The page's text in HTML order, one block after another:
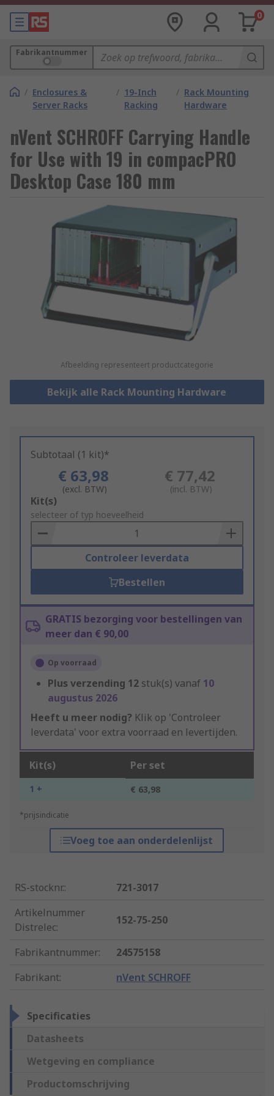
0
Fabrikantnummer
/ Enclosures &
Server Racks
/ 19-Inch
Racking
/ Rack Mounting
Hardware
nVent SCHROFF Carrying Handle
for Use with 19 in compacPRO
Desktop Case 180 mm
Afbeelding representeert productcategorie
Bekijk alle Rack Mounting Hardware
Subtotaal (1 kit)*
€ 63,98
(excl. BTW)
€ 77,42
(incl. BTW)
Add
to
Basket
Kit(s)
selecteer of typ hoeveelheid
Controleer leverdata
Bestellen
GRATIS bezorging voor bestellingen van
meer dan € 90,00
Op voorraad
Plus verzending 12 stuk(s) vanaf 10
augustus 2026
Heeft u meer nodig? Klik op 'Controleer
leverdata' voor extra voorraad en levertijden.
Kit(s) Per set
1 + € 63,98
*prijsindicatie
Voeg toe aan onderdelenlijst
RS-stocknr.:
721-3017
Artikelnummer
Distrelec:
152-75-250
Fabrikantnummer:
24575158
Fabrikant: nVent SCHROFF
Specificaties
Datasheets
Wetgeving en compliance
Productomschrijving